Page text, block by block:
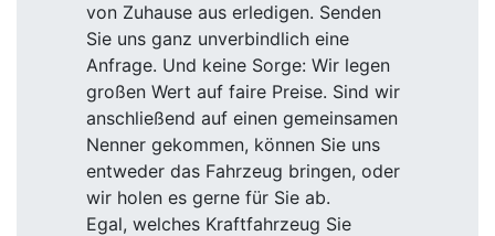
von Zuhause aus erledigen. Senden
Sie uns ganz unverbindlich eine
Anfrage. Und keine Sorge: Wir legen
großen Wert auf faire Preise. Sind wir
anschließend auf einen gemeinsamen
Nenner gekommen, können Sie uns
entweder das Fahrzeug bringen, oder
wir holen es gerne für Sie ab.
Egal, welches Kraftfahrzeug Sie